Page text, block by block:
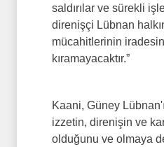
saldırılar ve sürekli
direnişçi Lübnan
mücahitlerinin
kıramayacaktır.”
Kaani, Güney
izzetin, direnişin ve
olduğunu ve olmaya